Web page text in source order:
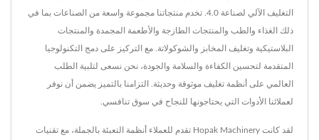
التغليف الآلي لصناعة 4.0. تخدم منتجاتنا مجموعة واسعة من الصناعات بما في
ذلك الغذاء والطب والمنتجات الطازجة والأطعمة المجمدة والمنتجات
البلاستيكية وتغليف المخابز والشوكولاتة. مع التركيز على دمج التكنولوجيا
المتقدمة لتحسين الكفاءة والسلامة والجودة، نحن نسعى لتلبية الطلب
العالمي على أنظمة تغليف موثوقة وحديثة. التزامنا بالتميز يضمن أن نوفر
لعملائنا الأدوات التي يحتاجونها للنجاح في سوق تنافسي.
لقد كانت Hopak Machinery تقدم للعملاء أنظمة التعبئة بالجملة، مع تقنيات